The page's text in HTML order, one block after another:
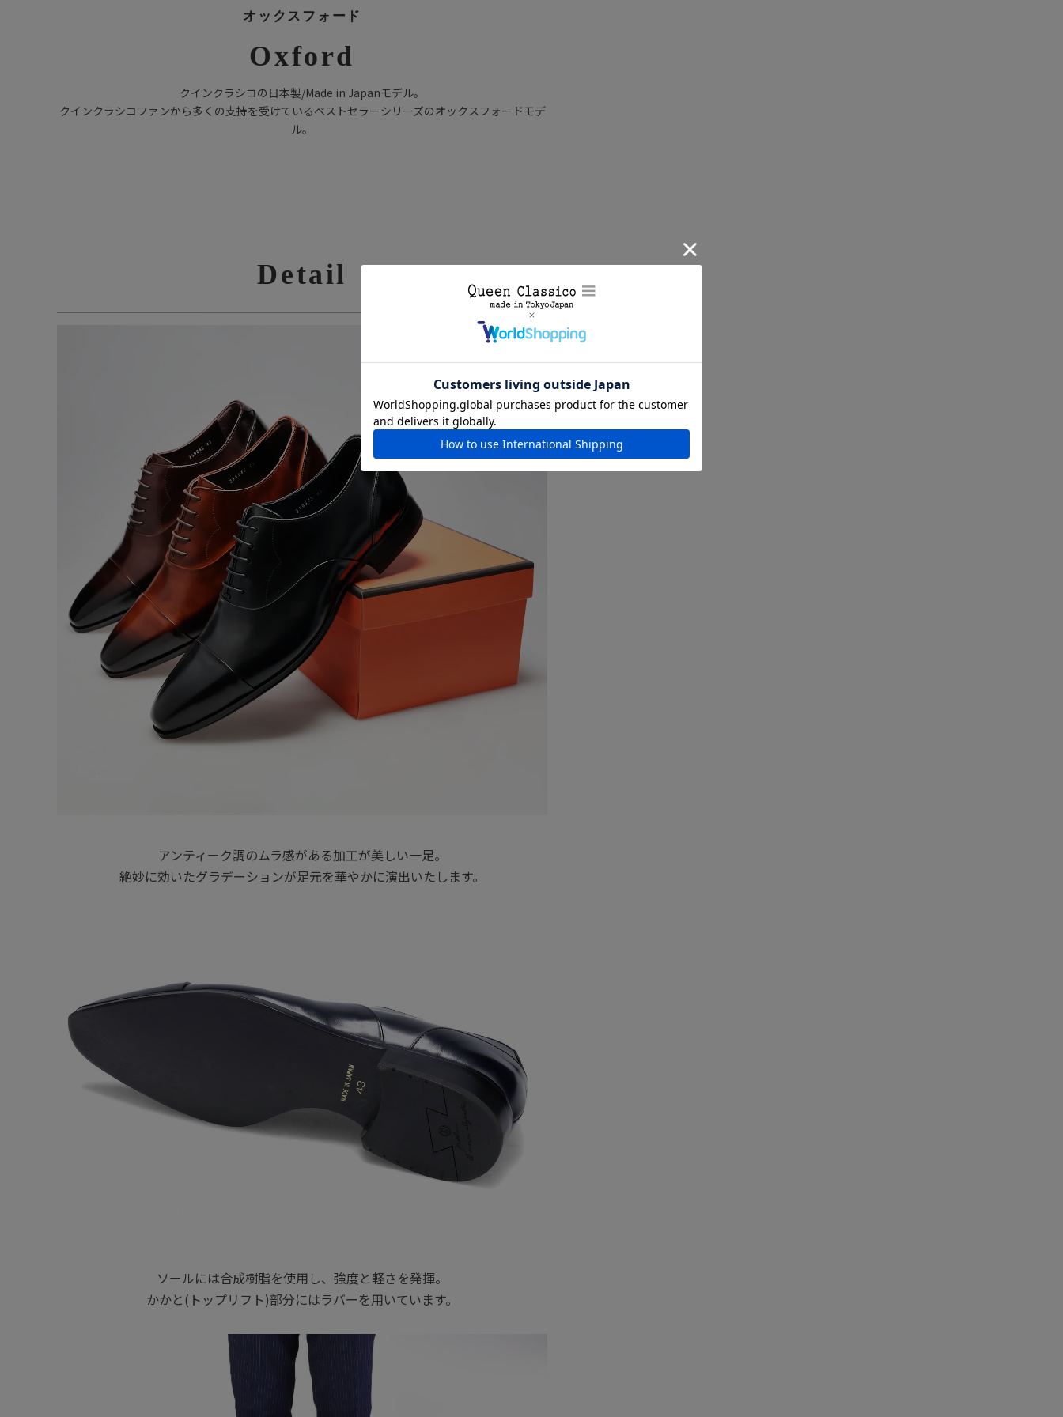
オックスフォード
Oxford
クインクラシコの日本製/Made in Japanモデル。
クインクラシコファンから多くの支持を受けているベストセラーシリーズのオックスフォードモデ
ル。
Detail
アンティーク調のムラ感がある加工が美しい一足。
絶妙に効いたグラデーションが足元を華やかに演出いたします。
ソールには合成樹脂を使用し、強度と軽さを発揮。
かかと(トップリフト)部分にはラバーを用いています。